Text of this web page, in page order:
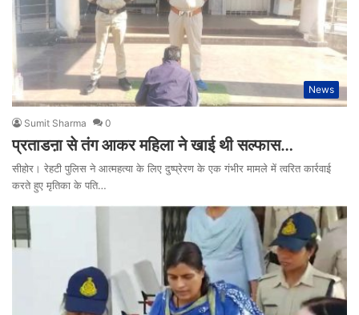
News
Sumit Sharma 0
प्रताडऩा से तंग आकर महिला ने खाई थी सल्फास…
सीहोर। रेहटी पुलिस ने आत्महत्या के लिए दुष्प्रेरण के एक गंभीर मामले में त्वरित कार्रवाई
करते हुए मृतिका के पति…